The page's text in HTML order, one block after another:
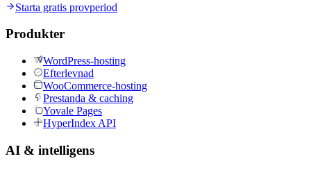
Starta gratis provperiod
Produkter
WordPress-hosting
Efterlevnad
WooCommerce-hosting
Prestanda & caching
Yovale Pages
HyperIndex API
AI & intelligens